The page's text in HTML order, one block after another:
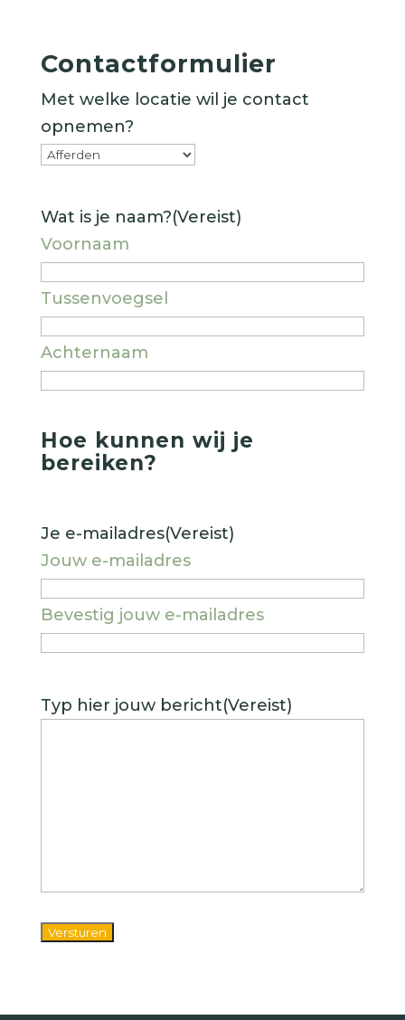
Contactformulier
Met welke locatie wil je contact
opnemen?
Wat is je naam?(Vereist)
Voornaam
Tussenvoegsel
Achternaam
Hoe kunnen wij je
bereiken?
Je e-mailadres(Vereist)
Jouw e-mailadres
Bevestig jouw e-mailadres
Typ hier jouw bericht(Vereist)